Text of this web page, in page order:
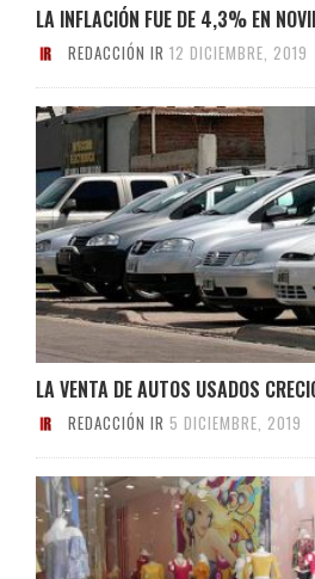
LA INFLACIÓN FUE DE 4,3% EN
REDACCIÓN IR 12 DICIEMBRE, 2019
LA VENTA DE AUTOS USADOS
REDACCIÓN IR 5 DICIEMBRE, 2019